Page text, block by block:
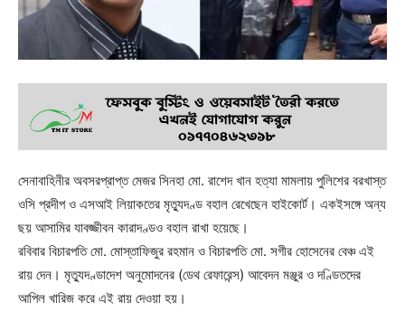
সেনাবাহিনীর অবসরপ্রাপ্ত মেজর সিনহা মো. রাশেদ খান হত্যা মামলায় পুলিশের বরখাস্ত
ওসি প্রদীপ ও এসআই লিয়াকতের মৃত্যুদণ্ড বহাল রেখেছেন হাইকোর্ট। একইসঙ্গে অন্য
ছয় আসামির যাবজ্জীবন কারাদণ্ডও বহাল রাখা হয়েছে।
রবিবার বিচারপতি মো. মোস্তাফিজুর রহমান ও বিচারপতি মো. সগীর হোসেনের বেঞ্চ এই
রায় দেন। মৃত্যুদণ্ডাদেশ অনুমোদনের (ডেথ রেফারেন্স) আবেদন মঞ্জুর ও দণ্ডিতদের
আপিল খারিজ করে এই রায় দেওয়া হয়।